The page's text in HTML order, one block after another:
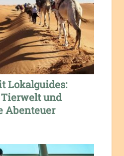
Lokalguides:
und
Abenteuer